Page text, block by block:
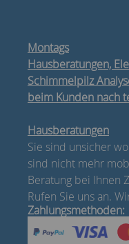
Montags
Hausberatungen,
Schimmelpilz
beim Kunden nach
Hausberatungen
Sie sind unsicher
sind nicht mehr
Beratung bei Ihnen
Rufen Sie uns an.
Zahlungsmethoden: